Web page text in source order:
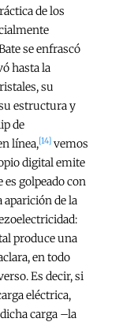
de los
se enfrascó
hasta la
su
estructura y
de
línea,[14] vemos
digital emite
es golpeado con
aparición de la
produce una
en todo
Es decir, si
eléctrica,
carga –la